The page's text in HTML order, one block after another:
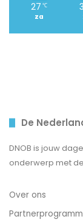
27 ℃
za
De
DNOB is jouw
onderwerp met
Over ons